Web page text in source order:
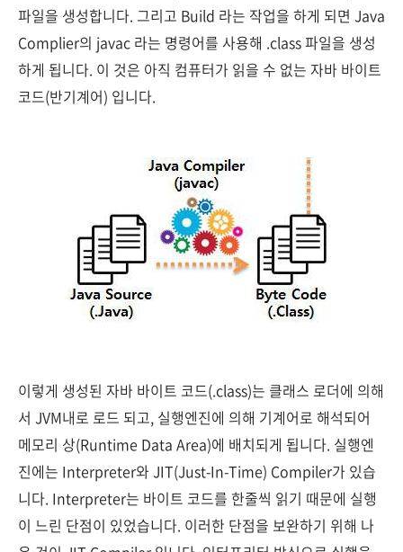
파일을 생성합니다. 그리고 Build 라는 작업을 하게 되면 Java
Complier의 javac 라는 명령어를 사용해 .class 파일을 생성
하게 됩니다. 이 것은 아직 컴퓨터가 읽을 수 없는 자바 바이트
코드(반기계어) 입니다.
이렇게 생성된 자바 바이트 코드(.class)는 클래스 로더에 의해
서 JVM내로 로드 되고, 실행엔진에 의해 기계어로 해석되어
메모리 상(Runtime Data Area)에 배치되게 됩니다. 실행엔
진에는 Interpreter와 JIT(Just-In-Time) Compiler가 있습
니다. Interpreter는 바이트 코드를 한줄씩 읽기 때문에 실행
이 느린 단점이 있었습니다. 이러한 단점을 보완하기 위해 나